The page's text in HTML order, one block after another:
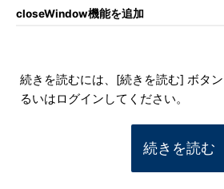
closeWindow機能を追加
続きを読むには、[続きを読む] ボタ
るいはログインしてください。
続きを読む